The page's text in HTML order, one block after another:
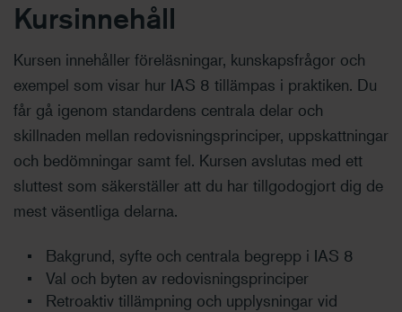
Kursinnehåll
Kursen innehåller föreläsningar, kunskapsfrågor och
exempel som visar hur IAS 8 tillämpas i praktiken. Du
får gå igenom standardens centrala delar och
skillnaden mellan redovisningsprinciper, uppskattningar
och bedömningar samt fel. Kursen avslutas med ett
sluttest som säkerställer att du har tillgodogjort dig de
mest väsentliga delarna.
Bakgrund, syfte och centrala begrepp i IAS 8
Val och byten av redovisningsprinciper
Retroaktiv tillämpning och upplysningar vid